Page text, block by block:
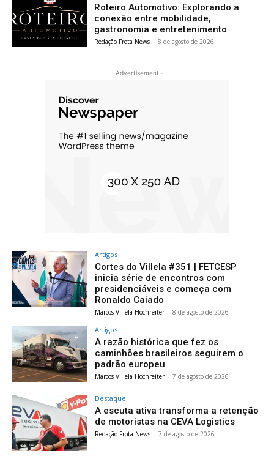
Roteiro Automotivo: Explorando a
conexão entre mobilidade,
gastronomia e entretenimento
Redação Frota News - 8 de agosto de 2026
- Advertisement -
Artigos
Cortes do Villela #351 | FETCESP
inicia série de encontros com
presidenciáveis e começa com
Ronaldo Caiado
Marcos Villela Hochreiter - 8 de agosto de 2026
Artigos
A razão histórica que fez os
caminhões brasileiros seguirem o
padrão europeu
Marcos Villela Hochreiter - 7 de agosto de 2026
Destaque
A escuta ativa transforma a retenção
de motoristas na CEVA Logistics
Redação Frota News - 7 de agosto de 2026